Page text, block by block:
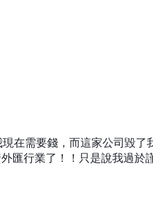
提供基本功能，可能會對用戶造
歐洲政府債券（eurobonds）和
）、投資等級債券
債券，如歐洲投資銀行債券（歐
在需要錢，而這家公司毀了
行業了！！只是說我過於謹